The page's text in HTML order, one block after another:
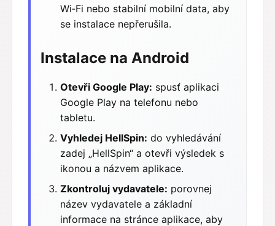
Wi‑Fi nebo stabilní mobilní data, aby
se instalace nepřerušila.
Instalace na Android
Otevři Google Play: spusť aplikaci
Google Play na telefonu nebo
tabletu.
Vyhledej HellSpin: do vyhledávání
zadej „HellSpin“ a otevři výsledek s
ikonou a názvem aplikace.
Zkontroluj vydavatele: porovnej
název vydavatele a základní
informace na stránce aplikace, aby